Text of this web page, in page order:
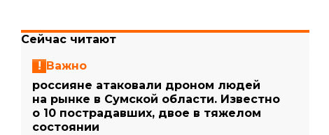
Сейчас читают
Важно
россияне атаковали дроном людей
на рынке в Сумской области. Известно
о 10 пострадавших, двое в тяжелом
состоянии